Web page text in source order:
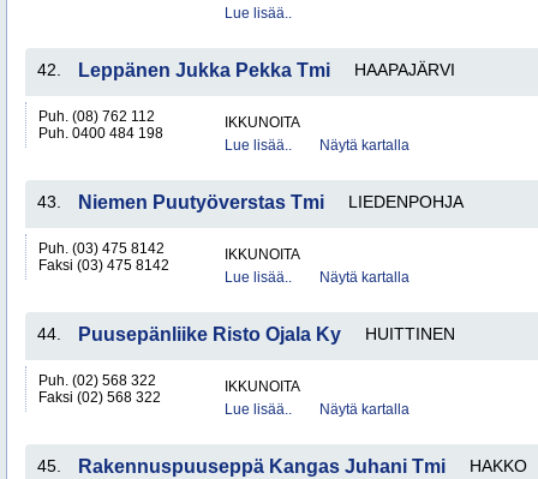
Lue lisää..
42. Leppänen Jukka Pekka Tmi HAAPAJÄRVI
Puh. (08) 762 112
Puh. 0400 484 198
IKKUNOITA
Lue lisää..
Näytä kartalla
43. Niemen Puutyöverstas Tmi LIEDENPOHJA
Puh. (03) 475 8142
Faksi (03) 475 8142
IKKUNOITA
Lue lisää..
Näytä kartalla
44. Puusepänliike Risto Ojala Ky HUITTINEN
Puh. (02) 568 322
Faksi (02) 568 322
IKKUNOITA
Lue lisää..
Näytä kartalla
45. Rakennuspuuseppä Kangas Juhani Tmi HAKKO